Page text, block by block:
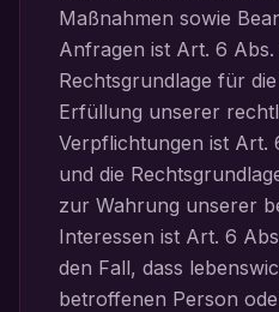
Maßnahmen sowie
Anfragen ist Art. 6 Abs.
Rechtsgrundlage für
Erfüllung unserer
Verpflichtungen ist Art.
und die
zur Wahrung unserer
Interessen ist Art. 6
den Fall, dass
betroffenen Person